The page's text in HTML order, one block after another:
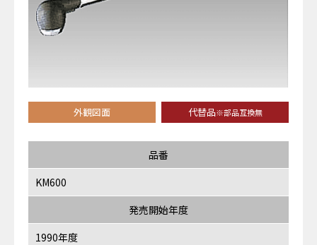
外観図面 代替品※部品互換無
品番
KM600
発売開始年度
1990年度